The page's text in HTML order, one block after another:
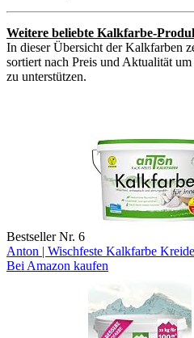
Weitere beliebte Kalkfarbe-
In dieser Übersicht der Kalkfarben
sortiert nach Preis und Aktualität
zu unterstützen.
Bestseller Nr. 6
Anton | Wischfeste Kalkfarbe
Bei Amazon kaufen